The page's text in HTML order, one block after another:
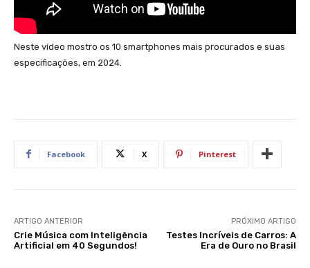
Neste vídeo mostro os 10 smartphones mais procurados e suas
especificações, em 2024.
Facebook X Pinterest
ARTIGO ANTERIOR
Crie Música com Inteligência
Artificial em 40 Segundos!
PRÓXIMO ARTIGO
Testes Incríveis de Carros: A
Era de Ouro no Brasil